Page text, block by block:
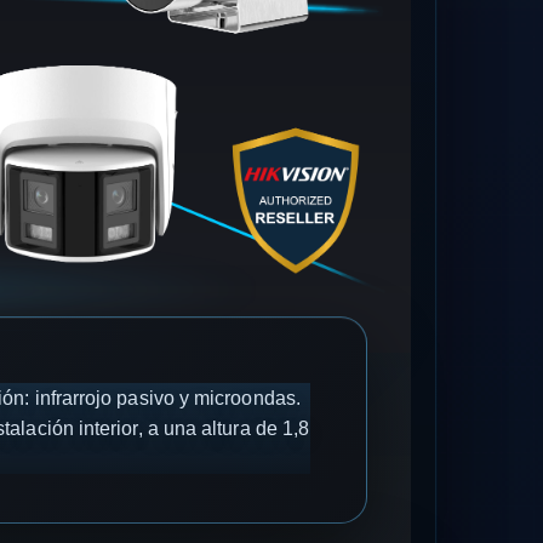
infrarrojo pasivo y microondas.
interior, a una altura de 1,8